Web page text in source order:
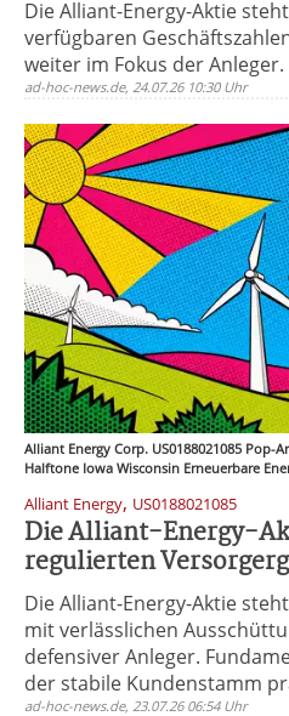
Die Alliant-Energy-Aktie
verfügbaren
weiter im Fokus der Anleger.
ad-hoc-news.de, 24.07.26 10:30 Uhr
Alliant Energy Corp. US0188021085 Pop-
Halftone Iowa Wisconsin Erneuerbare
Alliant Energy, US0188021085
Die Alliant-Energy-
regulierten
Die Alliant-Energy-Aktie
mit verlässlichen
defensiver Anleger.
der stabile Kundenstamm
ad-hoc-news.de, 23.07.26 06:54 Uhr